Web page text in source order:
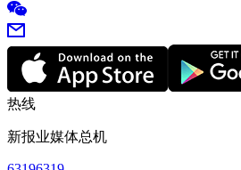
热线
新报业媒体总机